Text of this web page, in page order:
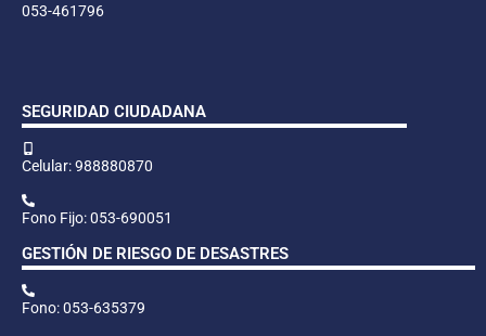
053-461796
SEGURIDAD CIUDADANA
Celular: 988880870
Fono Fijo: 053-690051
GESTIÓN DE RIESGO DE DESASTRES
Fono: 053-635379